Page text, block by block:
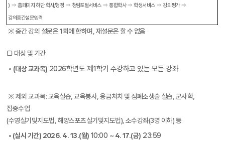
) ⇒ 홈페이지 하단 학사/행정 ⇒ 청람포털서비스 ⇒통합학사⇒학생서비스 ⇒강의평가⇒
강의중간설문입력
※중간 강의 설문은1회에 한하며 ,재설문은 할 수 없음
□ 대상 및 기간
◦ (대상 교과목) 2026학년도 제1학기 수강하고 있는 모든 강좌
※제외 교과목:교육실습 ,교육봉사 ,응급처치 및 심폐소생술 실습 군사학,
집중수업
(수영실기및지도법 해양스포츠실기및지도법) 소수강좌(3명 이하)등
◦ (실시 기간) 2026. 4. 13.(월) 10:00 ~ 4. 17.(금) 23:59